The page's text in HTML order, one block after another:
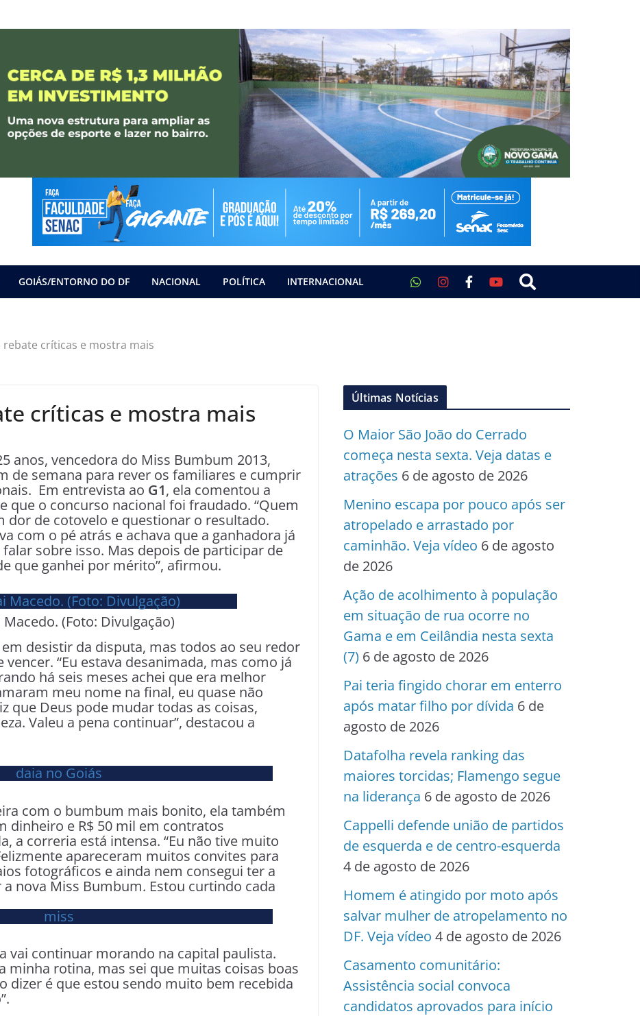
GOIÁS/ENTORNO DO DF NACIONAL POLÍTICA INTERNACIONAL
rebate críticas e mostra mais
críticas e mostra mais
anos, vencedora do Miss Bumbum 2013,
de semana para rever os familiares e cumprir
Em entrevista ao G1, ela comentou a
que o concurso nacional foi fraudado. “Quem
dor de cotovelo e questionar o resultado.
com o pé atrás e achava que a ganhadora já
sobre isso. Mas depois de participar de
que ganhei por mérito”, afirmou.
(Foto: Divulgação)
desistir da disputa, mas todos ao seu redor
“Eu estava desanimada, mas como já
há seis meses achei que era melhor
meu nome na final, eu quase não
que Deus pode mudar todas as coisas,
Valeu a pena continuar”, destacou a
com o bumbum mais bonito, ela também
dinheiro e R$ 50 mil em contratos
a correria está intensa. “Eu não tive muito
apareceram muitos convites para
fotográficos e ainda nem consegui ter a
nova Miss Bumbum. Estou curtindo cada
vai continuar morando na capital paulista.
minha rotina, mas sei que muitas coisas boas
dizer é que estou sendo muito bem recebida
Últimas Notícias
O Maior São João do Cerrado
começa nesta sexta. Veja datas e
atrações 6 de agosto de 2026
Menino escapa por pouco após ser
atropelado e arrastado por
caminhão. Veja vídeo 6 de agosto
de 2026
Ação de acolhimento à população
em situação de rua ocorre no
Gama e em Ceilândia nesta sexta
(7) 6 de agosto de 2026
Pai teria fingido chorar em enterro
após matar filho por dívida 6 de
agosto de 2026
Datafolha revela ranking das
maiores torcidas; Flamengo segue
na liderança 6 de agosto de 2026
Cappelli defende união de partidos
de esquerda e de centro-esquerda
4 de agosto de 2026
Homem é atingido por moto após
salvar mulher de atropelamento no
DF. Veja vídeo 4 de agosto de 2026
Casamento comunitário:
Assistência social convoca
candidatos aprovados para início